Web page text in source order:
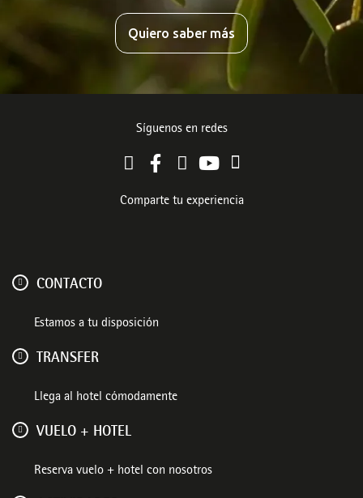
Quiero saber más
Síguenos en redes
Comparte tu experiencia
CONTACTO
Estamos a tu disposición
TRANSFER
Llega al hotel cómodamente
VUELO + HOTEL
Reserva vuelo + hotel con nosotros